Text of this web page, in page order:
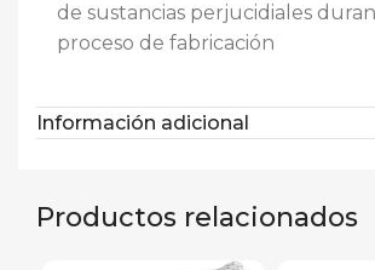
de sustancias perjucidiales
proceso de fabricación
Información adicional
Productos relacionados